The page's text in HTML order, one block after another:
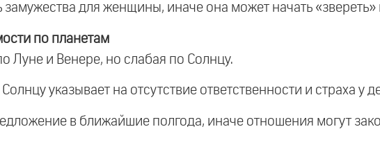
замужества для женщины, иначе она может начать «звереть»
по планетам
Луне и Венере, но слабая по Солнцу.
указывает на отсутствие ответственности и страха у
в ближайшие полгода, иначе отношения могут